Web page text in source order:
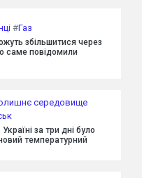
#Газ
збільшитися через
саме повідомили
середовище
за три дні було
температурний